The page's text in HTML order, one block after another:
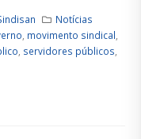
Notícias
, movimento sindical,
, servidores públicos,